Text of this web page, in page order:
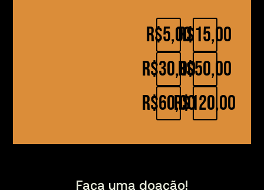
R$5,00
R$30,00
R$60,00
R$15,00
R$50,00
R$120,00
Faça uma doação!